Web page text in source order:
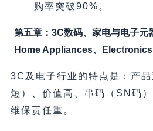
购率突破90%。
第五章：3C数码、家电与电子元
Home Appliances、Electronics
3C及电子行业的特点是：产
短）、价值高、串码（SN码
维保责任重。